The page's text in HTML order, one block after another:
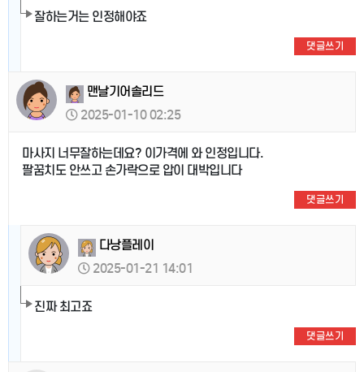
잘하는거는 인정해야죠
댓글쓰기
맨날기어솔리드
2025-01-10 02:25
마사지 너무잘하는데요? 이가격에 와 인정입니다.
팔꿈치도 안쓰고 손가락으로 압이 대박입니다
댓글쓰기
다낭플레이
2025-01-21 14:01
진짜 최고죠
댓글쓰기